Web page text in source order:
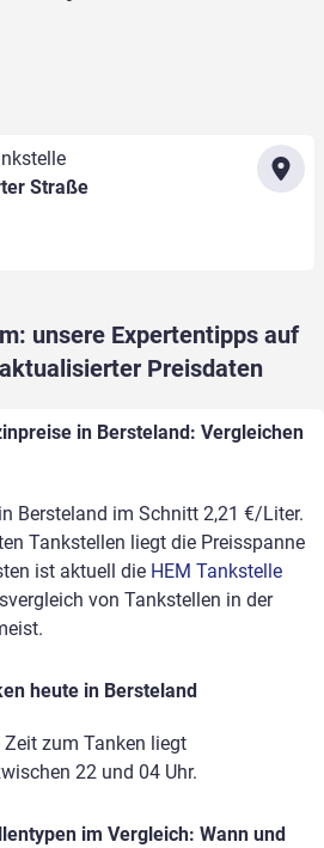
Straße
unsere Expertentipps auf
Preisdaten
in Bersteland: Vergleichen
Bersteland im Schnitt 2,21 €/Liter.
Tankstellen liegt die Preisspanne
ist aktuell die HEM Tankstelle
von Tankstellen in der
heute in Bersteland
zum Tanken liegt
22 und 04 Uhr.
im Vergleich: Wann und